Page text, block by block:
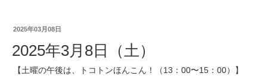
2025年03月08日
2025年3月8日（土）
【土曜の午後は、トコトンほんこん！（13：00〜15：00）】